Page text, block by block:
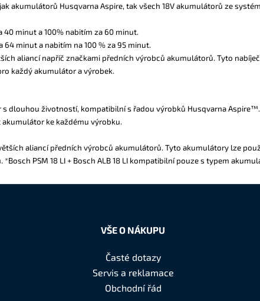
akumulátorů Husqvarna Aspire, tak všech 18V akumulátorů ze
40 minut a 100% nabitím za 60 minut.
minut a nabitím na 100 % za 95 minut.
aliancí napříč značkami předních výrobců akumulátorů. Tyto
každý akumulátor a výrobek.
dlouhou životností, kompatibilní s řadou výrobků Husqvarna
ke každému výrobku.
aliancí předních výrobců akumulátorů. Tyto akumulátory lze
PSM 18 LI + Bosch ALB 18 LI kompatibilní pouze s typem
VŠE O NÁKUPU
Časté dotazy
Servis a reklamace
Obchodní řád